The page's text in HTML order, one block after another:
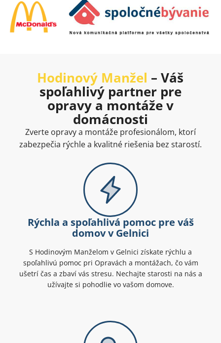
Hodinový Manžel – Váš
spoľahlivý partner pre
opravy a montáže v
domácnosti
Zverte opravy a montáže profesionálom, ktorí
zabezpečia rýchle a kvalitné riešenia bez starostí.
Rýchla a spoľahlivá pomoc pre váš
domov v Gelnici
S Hodinovým Manželom v Gelnici získate rýchlu a
spoľahlivú pomoc pri Opravách a montážach, čo vám
ušetrí čas a zbaví vás stresu. Nechajte starosti na nás a
užívajte si pohodlie vo vašom domove.